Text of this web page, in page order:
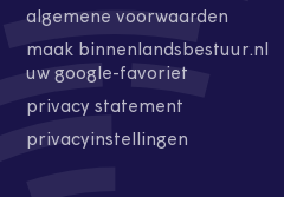
algemene voorwaarden
maak binnenlandsbestuur.nl
uw google-favoriet
privacy statement
privacyinstellingen